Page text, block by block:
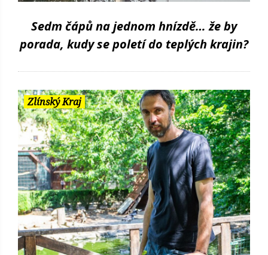
Sedm čápů na jednom hnízdě… že by
porada, kudy se poletí do teplých krajin?
Zlínský Kraj